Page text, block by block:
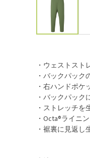
・ウェストス
・バックパッ
・右ハンドポケ
・バックパック
・ストレッチを
・Octa®ライニ
・裾裏に見返し